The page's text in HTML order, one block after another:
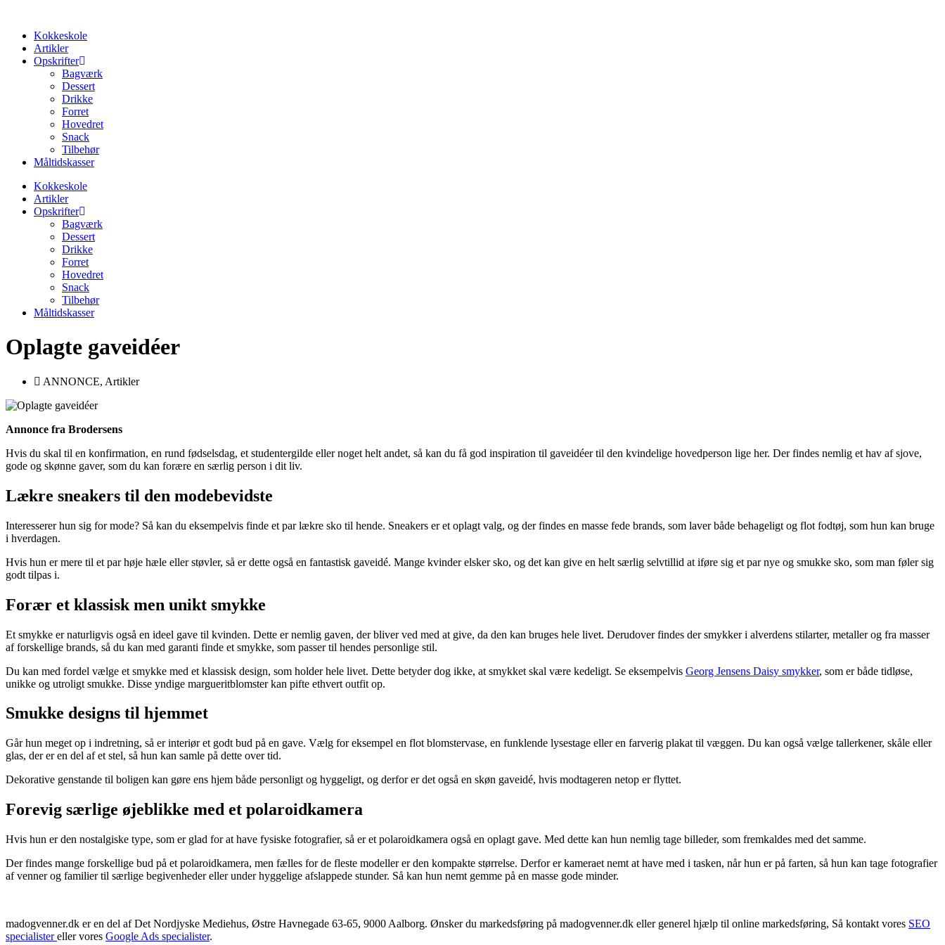
Kokkeskole
Artikler
Opskrifter
Bagværk
Dessert
Drikke
Forret
Hovedret
Snack
Tilbehør
Måltidskasser
Kokkeskole
Artikler
Opskrifter
Bagværk
Dessert
Drikke
Forret
Hovedret
Snack
Tilbehør
Måltidskasser
Oplagte gaveidéer
ANNONCE, Artikler
Annonce fra Brodersens
Hvis du skal til en konfirmation, en rund fødselsdag, et studentergilde eller noget helt andet, så kan du få god inspiration til gaveidéer til den kvindelige hovedperson lige her. Der findes nemlig et hav af sjove,
gode og skønne gaver, som du kan forære en særlig person i dit liv.
Lækre sneakers til den modebevidste
Interesserer hun sig for mode? Så kan du eksempelvis finde et par lækre sko til hende. Sneakers er et oplagt valg, og der findes en masse fede brands, som laver både behageligt og flot fodtøj, som hun kan bruge
i hverdagen.
Hvis hun er mere til et par høje hæle eller støvler, så er dette også en fantastisk gaveidé. Mange kvinder elsker sko, og det kan give en helt særlig selvtillid at iføre sig et par nye og smukke sko, som man føler sig
godt tilpas i.
Forær et klassisk men unikt smykke
Et smykke er naturligvis også en ideel gave til kvinden. Dette er nemlig gaven, der bliver ved med at give, da den kan bruges hele livet. Derudover findes der smykker i alverdens stilarter, metaller og fra masser
af forskellige brands, så du kan med garanti finde et smykke, som passer til hendes personlige stil.
Du kan med fordel vælge et smykke med et klassisk design, som holder hele livet. Dette betyder dog ikke, at smykket skal være kedeligt. Se eksempelvis Georg Jensens Daisy smykker, som er både tidløse,
unikke og utroligt smukke. Disse yndige margueritblomster kan pifte ethvert outfit op.
Smukke designs til hjemmet
Går hun meget op i indretning, så er interiør et godt bud på en gave. Vælg for eksempel en flot blomstervase, en funklende lysestage eller en farverig plakat til væggen. Du kan også vælge tallerkener, skåle eller
glas, der er en del af et stel, så hun kan samle på dette over tid.
Dekorative genstande til boligen kan gøre ens hjem både personligt og hyggeligt, og derfor er det også en skøn gaveidé, hvis modtageren netop er flyttet.
Forevig særlige øjeblikke med et polaroidkamera
Hvis hun er den nostalgiske type, som er glad for at have fysiske fotografier, så er et polaroidkamera også en oplagt gave. Med dette kan hun nemlig tage billeder, som fremkaldes med det samme.
Der findes mange forskellige bud på et polaroidkamera, men fælles for de fleste modeller er den kompakte størrelse. Derfor er kameraet nemt at have med i tasken, når hun er på farten, så hun kan tage fotografier
af venner og familier til særlige begivenheder eller under hyggelige afslappede stunder. Så kan hun nemt gemme på en masse gode minder.
madogvenner.dk er en del af Det Nordjyske Mediehus, Østre Havnegade 63-65, 9000 Aalborg. Ønsker du markedsføring på madogvenner.dk eller generel hjælp til online markedsføring, Så kontakt vores SEO
specialistereller vores Google Ads specialister.